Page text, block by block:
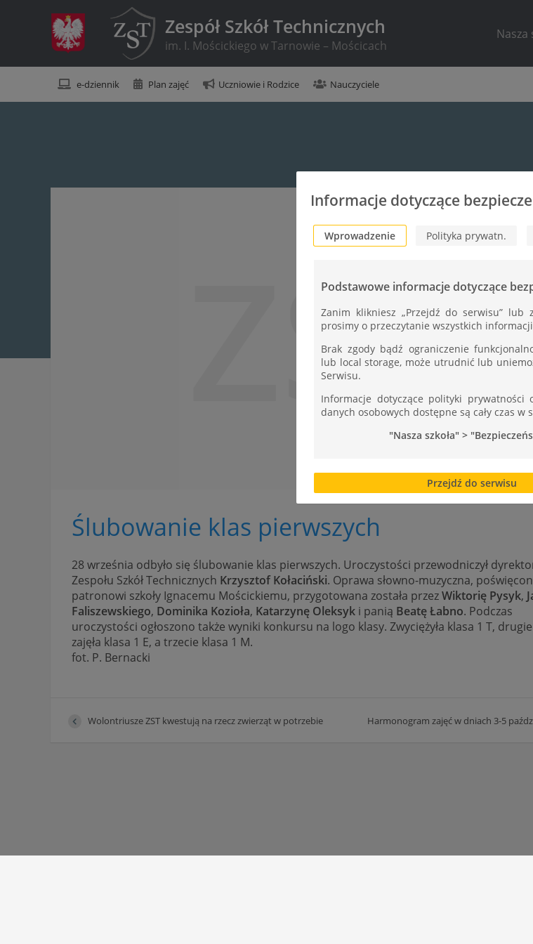
Zespół Szkół Technicznych
im. I. Mościckiego w Tarnowie – Mościcach
Nasza
e-dziennik Plan zajęć Uczniowie i Rodzice Nauczyciele
ZST
Ślubowanie klas pierwszych
28 września odbyło się ślubowanie klas pierwszych. Uroczystości przewodniczył
Zespołu Szkół Technicznych Krzysztof Kołaciński. Oprawa słowno-muzyczna,
patronowi szkoły Ignacemu Mościckiemu, przygotowana została przezWiktorię Pysyk,
Faliszewskiego, Dominika Kozioła, Katarzynę Oleksyk i panią Beatę Łabno. Podczas
uroczystości ogłoszono także wyniki konkursu na logo klasy. Zwyciężyła klasa 1 T,
zajęła klasa 1 E, a trzecie klasa 1 M.
fot. P. Bernacki
Wolontriusze ZST kwestują na rzecz zwierząt w potrzebie Harmonogram zajęć w dniach 3-5
Informacje dotyczące
Wprowadzenie Polityka prywatn.
Podstawowe informacje dotyczące
Zanim klikniesz „Przejdź do serwisu” lub
prosimy o przeczytanie wszystkich
Brak zgody bądź ograniczenie
lub local storage, może utrudnić lub
Serwisu.
Informacje dotyczące polityki prywatności
danych osobowych dostępne są cały czas w
"Nasza szkoła" >
Przejdź do serwisu